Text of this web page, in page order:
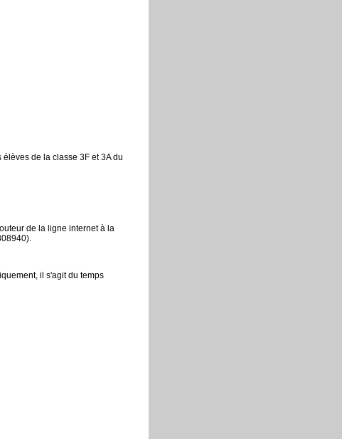
de la classe 3F et 3A du
de la ligne internet à la
il s'agit du temps